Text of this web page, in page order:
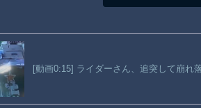
[動画0:15] ライダーさん、追突して崩れ